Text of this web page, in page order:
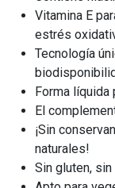
Vitamina E
estrés
Tecnología
Forma líquida
El
¡Sin
naturales!
Sin gluten, sin